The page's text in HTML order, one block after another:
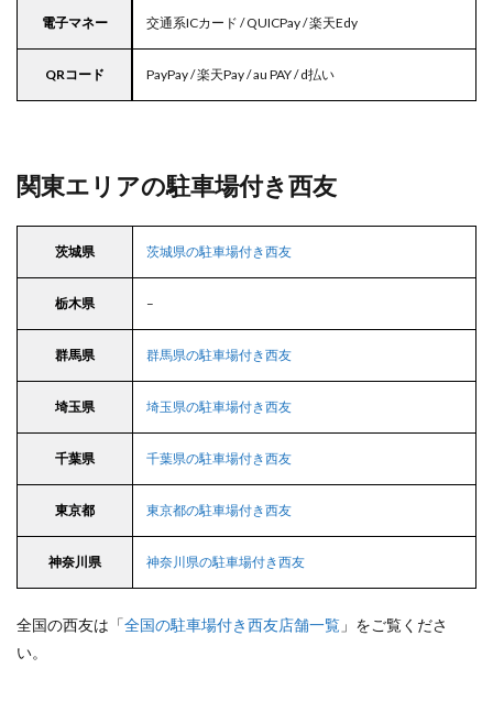
電子マネー 交通系ICカード / QUICPay / 楽天Edy
QRコード PayPay / 楽天Pay / au PAY / d払い
関東エリアの駐車場付き西友
茨城県 茨城県の駐車場付き西友
栃木県 –
群馬県 群馬県の駐車場付き西友
埼玉県 埼玉県の駐車場付き西友
千葉県 千葉県の駐車場付き西友
東京都 東京都の駐車場付き西友
神奈川県 神奈川県の駐車場付き西友
全国の西友は「全国の駐車場付き西友店舗一覧 」をご覧くださ
い。